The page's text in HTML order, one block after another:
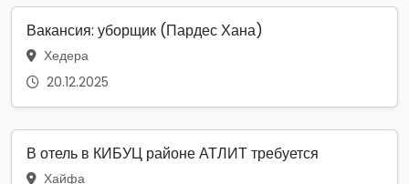
Вакансия: уборщик (Пардес Хана)
Хедера
20.12.2025
В отель в КИБУЦ районе АТЛИТ требуется
Хайфа